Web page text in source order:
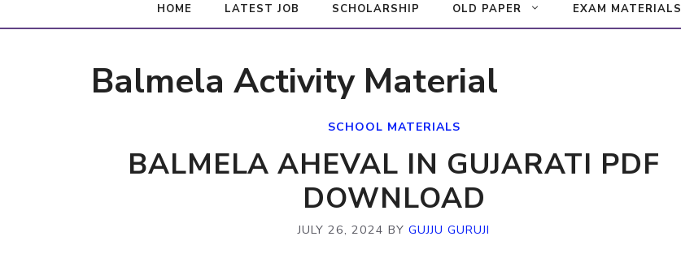
HOME LATEST JOB SCHOLARSHIP OLD PAPER EXAM MATERIALS
Balmela Activity Material
SCHOOL MATERIALS
BALMELA AHEVAL IN GUJARATI PDF
DOWNLOAD
JULY 26, 2024 BY GUJJU GURUJI